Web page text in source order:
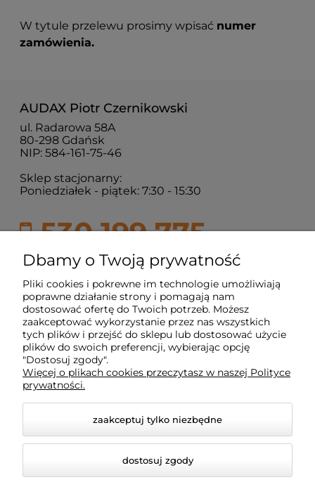
W tytule przelewu prosimy wpisać numer
zamówienia.
AUDAX Piotr Czernikowski
ul. Radarowa 58A
80-298 Gdańsk
NIP: 584-161-75-46
Sklep stacjonarny:
Poniedziałek - piątek: 7:30 - 15:30
530 199 775
sklepaudax@audax.net.pl
Moje konto
Strony Informacyjne
Pomoc
Dbamy o Twoją prywatność
Pliki cookies i pokrewne im technologie umożliwiają
poprawne działanie strony i pomagają nam
dostosować ofertę do Twoich potrzeb. Możesz
zaakceptować wykorzystanie przez nas wszystkich
tych plików i przejść do sklepu lub dostosować użycie
plików do swoich preferencji, wybierając opcję
"Dostosuj zgody".
Więcej o plikach cookies przeczytasz w naszej Polityce
prywatności.
zaakceptuj tylko niezbędne
dostosuj zgody